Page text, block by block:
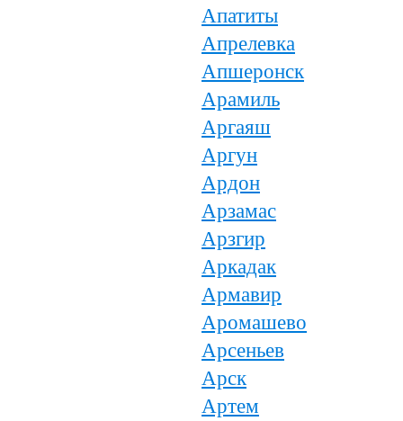
Апатиты
Апрелевка
Апшеронск
Арамиль
Аргаяш
Аргун
Ардон
Арзамас
Арзгир
Аркадак
Армавир
Аромашево
Арсеньев
Арск
Артем